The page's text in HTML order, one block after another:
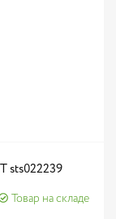
sts022239
Товар на складе